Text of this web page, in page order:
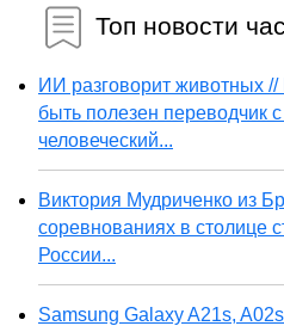
Топ новости
ИИ разговорит животных
быть полезен переводчик
человеческий...
Виктория Мудриченко из
соревнованиях в столице
России...
Samsung Galaxy A21s,